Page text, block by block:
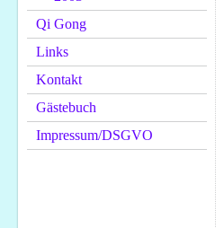
Qi Gong
Links
Kontakt
Gästebuch
Impressum/DSGVO